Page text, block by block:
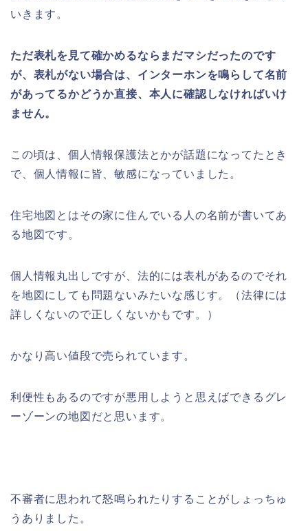
いきます。
ただ表札を見て確かめるならまだマシだったのです
が、表札がない場合は、インターホンを鳴らして名前
があってるかどうか直接、本人に確認しなければいけ
ません。
この頃は、個人情報保護法とかが話題になってたとき
で、個人情報に皆、敏感になっていました。
住宅地図とはその家に住んでいる人の名前が書いてあ
る地図です。
個人情報丸出しですが、法的には表札があるのでそれ
を地図にしても問題ないみたいな感じす。（法律には
詳しくないので正しくないかもです。）
かなり高い値段で売られています。
利便性もあるのですが悪用しようと思えばできるグレ
ーゾーンの地図だと思います。
不審者に思われて怒鳴られたりすることがしょっちゅ
うありました。